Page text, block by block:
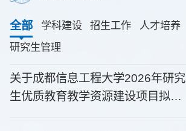
全部 学科建设 招生工作 人才培养
研究生管理
关于成都信息工程大学2026年研究
生优质教育教学资源建设项目拟立
关于更新全国教育评估监测专家库
专家信息的通知
关于统计学院2027年部分专业招生
培养工作进行调整的预通知
关于成都信息工程大学2026年研究
生优质教育教学资源建设项目拟立
一创三精：西部高校赋能气象高质
量发展的跨学科研究生培养改革与
2025-2026学年秋季学期研究生助
管及助教招聘通知